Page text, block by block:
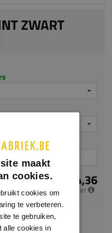
ZWART
€ 4,36
per meter
de verwachte levertijd
maakt
cookies.
cookies om
te verbeteren.
te gebruiken,
alle cookies in